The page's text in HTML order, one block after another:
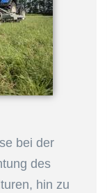
bei der
des
hin zu